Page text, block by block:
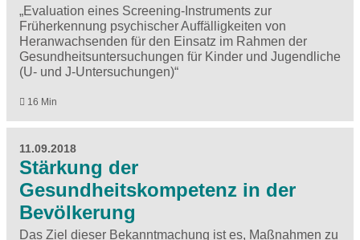
„Evaluation eines Screening-Instruments zur
Früherkennung psychischer Auffälligkeiten von
Heranwachsenden für den Einsatz im Rahmen der
Gesundheitsuntersuchungen für Kinder und Jugendliche
(U- und J-Untersuchungen)“
16 Min
11.09.2018
Stärkung der
Gesundheitskompetenz in der
Bevölkerung
Das Ziel dieser Bekanntmachung ist es, Maßnahmen zu